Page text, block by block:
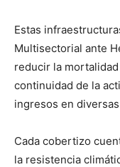
Estas
Multisectorial ante
reducir la
continuidad de la
ingresos en
Cada cobertizo
la resistencia